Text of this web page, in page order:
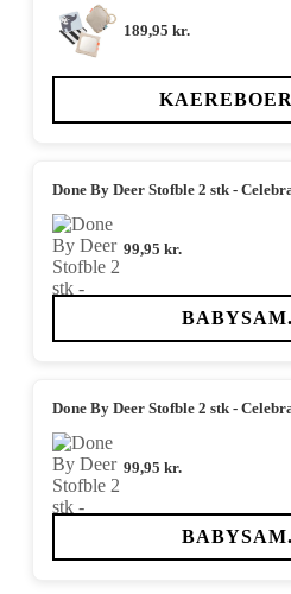
189,95 kr.
Done By Deer Stofble 2 stk -
99,95 kr.
Done By Deer Stofble 2 stk -
99,95 kr.